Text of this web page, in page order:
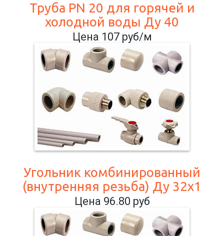
Труба PN 20 для горячей и
холодной воды Ду 40
Цена 107 руб/м
Угольник комбинированный
(внутренняя резьба) Ду 32х1
Цена 96.80 руб